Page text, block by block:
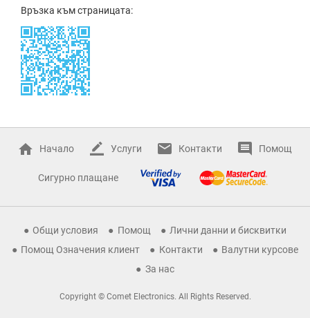
Връзка към страницата:
Начало Услуги Контакти Помощ
Сигурно плащане
Общи условия Помощ
Лични данни и бисквитки
Помощ Означения клиент
Контакти
Валутни курсове
За нас
Copyright © Comet Electronics. All Rights Reserved.